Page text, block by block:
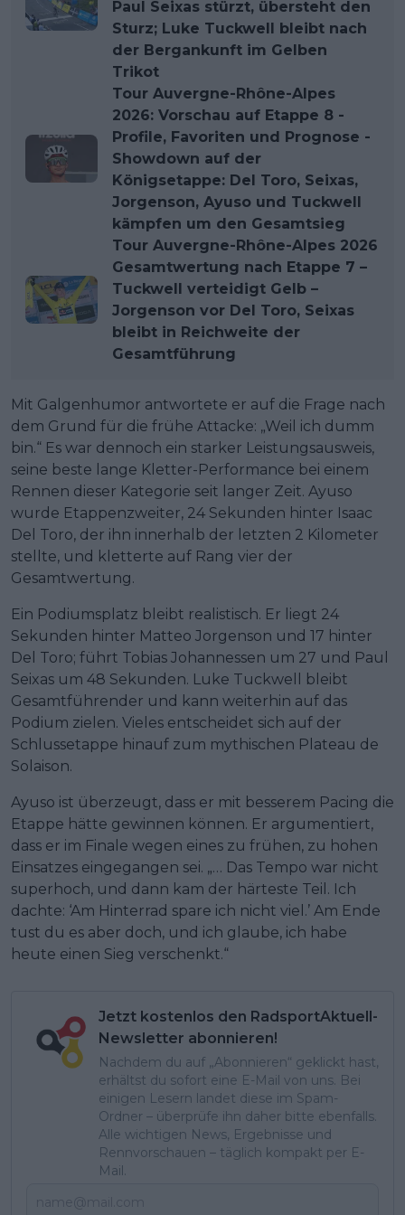
Paul Seixas stürzt, übersteht den
Sturz; Luke Tuckwell bleibt nach
der Bergankunft im Gelben
Trikot
Tour Auvergne-Rhône-Alpes
2026: Vorschau auf Etappe 8 -
Profile, Favoriten und Prognose -
Showdown auf der
Königsetappe: Del Toro, Seixas,
Jorgenson, Ayuso und Tuckwell
kämpfen um den Gesamtsieg
Tour Auvergne-Rhône-Alpes 2026
Gesamtwertung nach Etappe 7 –
Tuckwell verteidigt Gelb –
Jorgenson vor Del Toro, Seixas
bleibt in Reichweite der
Gesamtführung
Mit Galgenhumor antwortete er auf die Frage nach
dem Grund für die frühe Attacke: „Weil ich dumm
bin.“ Es war dennoch ein starker Leistungsausweis,
seine beste lange Kletter-Performance bei einem
Rennen dieser Kategorie seit langer Zeit. Ayuso
wurde Etappenzweiter, 24 Sekunden hinter Isaac
Del Toro, der ihn innerhalb der letzten 2 Kilometer
stellte, und kletterte auf Rang vier der
Gesamtwertung.
Ein Podiumsplatz bleibt realistisch. Er liegt 24
Sekunden hinter Matteo Jorgenson und 17 hinter
Del Toro; führt Tobias Johannessen um 27 und Paul
Seixas um 48 Sekunden. Luke Tuckwell bleibt
Gesamtführender und kann weiterhin auf das
Podium zielen. Vieles entscheidet sich auf der
Schlussetappe hinauf zum mythischen Plateau de
Solaison.
Ayuso ist überzeugt, dass er mit besserem Pacing die
Etappe hätte gewinnen können. Er argumentiert,
dass er im Finale wegen eines zu frühen, zu hohen
Einsatzes eingegangen sei. „… Das Tempo war nicht
superhoch, und dann kam der härteste Teil. Ich
dachte: ‘Am Hinterrad spare ich nicht viel.’ Am Ende
tust du es aber doch, und ich glaube, ich habe
heute einen Sieg verschenkt.“
Jetzt kostenlos den RadsportAktuell-
Newsletter abonnieren!
Nachdem du auf „Abonnieren“ geklickt hast,
erhältst du sofort eine E-Mail von uns. Bei
einigen Lesern landet diese im Spam-
Ordner – überprüfe ihn daher bitte ebenfalls.
Alle wichtigen News, Ergebnisse und
Rennvorschauen – täglich kompakt per E-
Mail.